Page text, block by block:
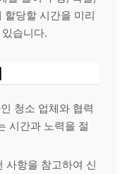
할당할 시간을 미리
습니다.
청소 업체와 협력
시간과 노력을 절
사항을 참고하여 신